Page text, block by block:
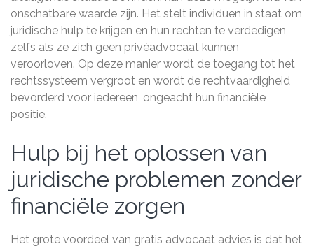
onschatbare waarde zijn. Het stelt individuen in staat om
juridische hulp te krijgen en hun rechten te verdedigen,
zelfs als ze zich geen privéadvocaat kunnen
veroorloven. Op deze manier wordt de toegang tot het
rechtssysteem vergroot en wordt de rechtvaardigheid
bevorderd voor iedereen, ongeacht hun financiële
positie.
Hulp bij het oplossen van
juridische problemen zonder
financiële zorgen
Het grote voordeel van gratis advocaat advies is dat het